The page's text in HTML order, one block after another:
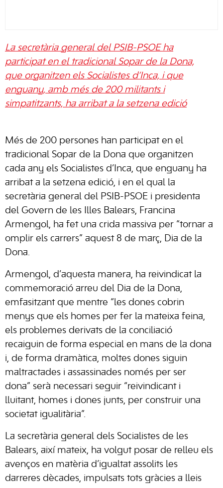
La secretària general del PSIB-PSOE ha
participat en el tradicional Sopar de la Dona,
que organitzen els Socialistes d’Inca, i que
enguany, amb més de 200 militants i
simpatitzants, ha arribat a la setzena edició
Més de 200 persones han participat en el
tradicional Sopar de la Dona que organitzen
cada any els Socialistes d’Inca, que enguany ha
arribat a la setzena edició, i en el qual la
secretària general del PSIB-PSOE i presidenta
del Govern de les Illes Balears, Francina
Armengol, ha fet una crida massiva per “tornar a
omplir els carrers” aquest 8 de març, Dia de la
Dona.
Armengol, d’aquesta manera, ha reivindicat la
commemoració arreu del Dia de la Dona,
emfasitzant que mentre “les dones cobrin
menys que els homes per fer la mateixa feina,
els problemes derivats de la conciliació
recaiguin de forma especial en mans de la dona
i, de forma dramàtica, moltes dones siguin
maltractades i assassinades només per ser
dona” serà necessari seguir “reivindicant i
lluitant, homes i dones junts, per construir una
societat igualitària”.
La secretària general dels Socialistes de les
Balears, així mateix, ha volgut posar de relleu els
avenços en matèria d’igualtat assolits les
darreres dècades, impulsats tots gràcies a lleis